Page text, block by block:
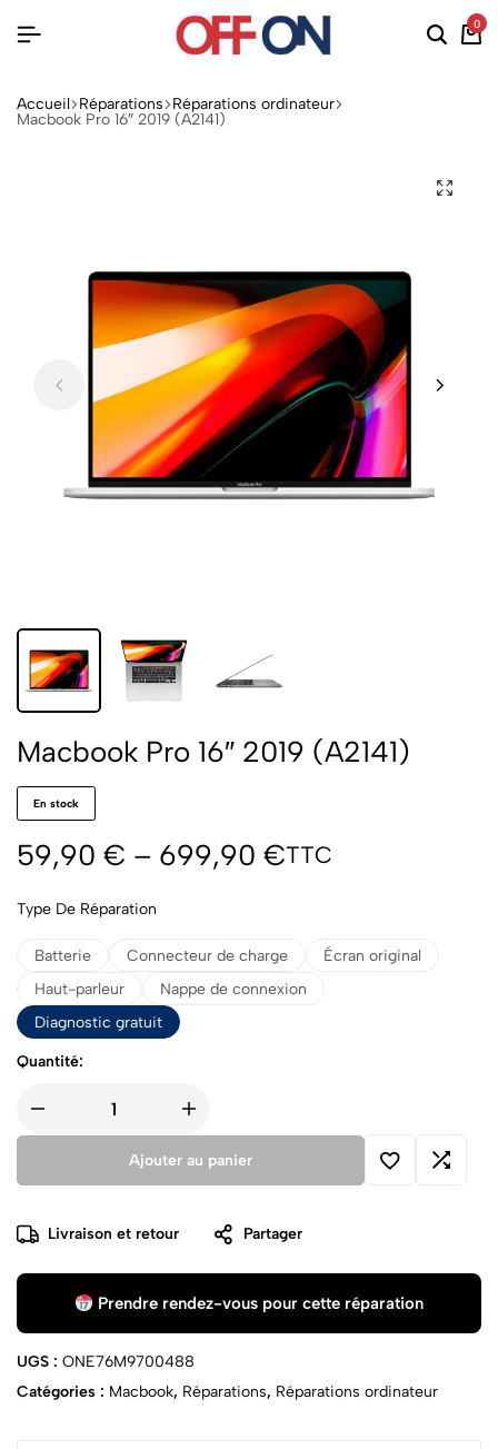
0
Accueil Réparations Réparations ordinateur
Macbook Pro 16″ 2019 (A2141)
Macbook Pro 16″ 2019 (A2141)
En stock
59,90 € – 699,90 €TTC
Type De Réparation
Batterie Connecteur de charge
Écran original
Haut-parleur
Nappe de connexion
Diagnostic gratuit
Quantité:
Ajouter au panier
Livraison et retour Partager
Prendre rendez-vous pour cette réparation
UGS : ONE76M9700488
Catégories : Macbook, Réparations, Réparations ordinateur